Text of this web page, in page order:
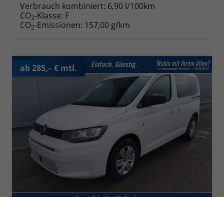
Verbrauch kombiniert: 6,90 l/100km
CO2-Klasse: F
CO2-Emissionen: 157,00 g/km
ab 285,– € mtl.